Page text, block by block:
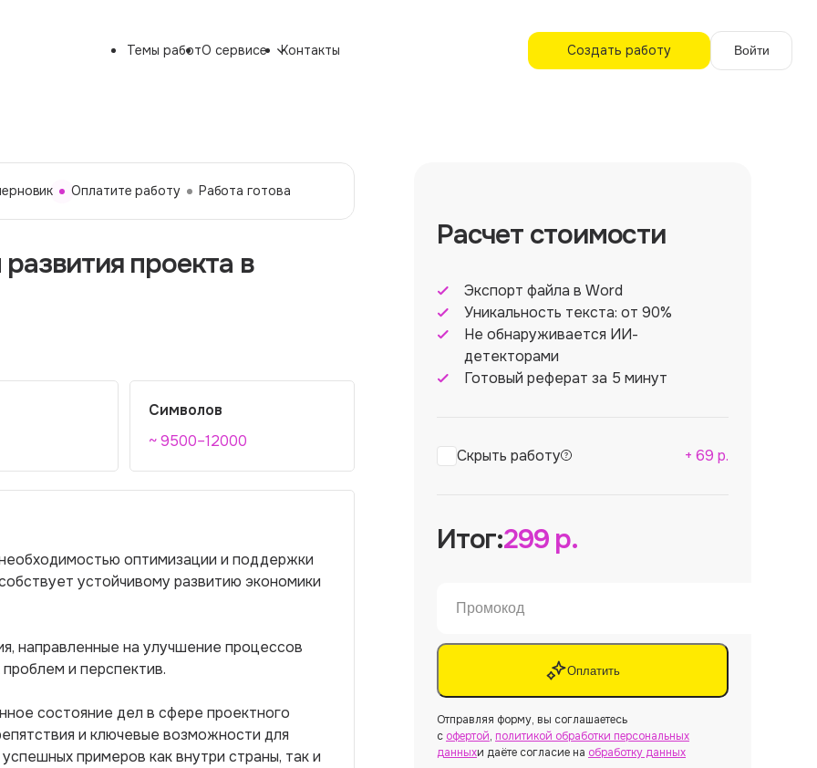
Темы работО сервисе Контакты Создать работу Войти
Оплатите работу Работа готова
проекта в
Символов
~ 9500–12000
оптимизации и поддержки
устойчивому развитию экономики
направленные на улучшение процессов
и перспектив.
состояние дел в сфере проектного
и ключевые возможности для
примеров как внутри страны, так и
Расчет стоимости
Экспорт файла в Word
Уникальность текста: от 90%
Не обнаруживается ИИ-
детекторами
Готовый реферат за 5 минут
Скрыть работу + 69 р.
Итог:299р.
Оплатить
Отправляя форму, вы соглашаетесь
с офертой, политикой обработки персональных
данныхи даёте согласие на обработку данных